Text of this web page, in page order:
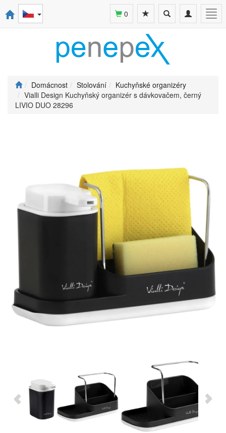
Toggle
navigation
Toggle
search
0
Domácnost Stolování
Kuchyňské organizéry
Vialli Design Kuchyňský organizér s dávkovačem, černý
LIVIO DUO 28296